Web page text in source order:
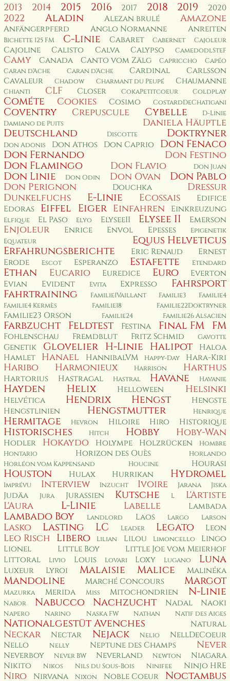
2013 2014 2015 2016 2017 2018 2019 2020
2022 Aladin Alezan brulé Amazone
Anfängerpferd Anglo Normanne Anreiten
Bichette 125 FM C-Linie Cabaret Cabernet Cajoleur
Cajoline Calisto Calva Calypso CamedodlSteF
Camy Canada Canto vom Zälg Capriccho
Capéo
Caran d'Ache
Caran d'Ache Cardinal
Carlsson
Cavaleur
Chadow Charmant du Peupé Chaumanne
Chianti CLF Closer CokaPetitcoeur Coldplay
Cométe Cookies Cosimo CostardDeChatigani
Coventry Crepuscule Cybelle
D-Linie
Damiano de Puits
Daniela Häuptle
Deutschland Discotte Doktryner
Don Adonis Don Athos Don Caprio
Don Fenaco
Don Fernando
Don Festino
Don Flamingo Don Flavio Don Juan
Don Linie Don Odin Don Ovan Don Pablo
Don Perignon Douchka
Dressur
Dunkelfuchs
E-Linie Ecossais
Edifice
Edoras
Eiffel Eiger Einfahren Einkreuzung
Elfique El Paso Elyo ElyseeII Elysee II Emerson
Enjoleur Enrice Envol Epesses
Epigenetik
Equateur
Equus Helveticus
Erfahrungsberichte
Eric Renaud
Ernest
Erode
Escot Esperanzo Estafette Etendard
Ethan Eucario Euredice Euro
Everton
Evian
Evident Evita Expresso
Fahrsport
Fahrtraining
Familie1Vaillant Familie3
Familie4
Familie4 Kermès
Familie18 Familie22Doktryner
Familie23 Orson Familie24 Familie26 Alsacien
Farbzucht Feldtest Festina Final FM FM
Fohlenschau Fremdblut Fritz Schmid Gavotte
Genetik Glovelier H-Linie Halipot
Haloa
Hamlet
Hanael HannibalVM Happy-Day Hara-Kiri
Haribo Harmonieux Harrison Harthus
Hartorius Hastragal Hastral Havane Havanie
Hayden Helix Helloween Helsinki
Helvética Hendrix Hengst
Hengste
Hengstlinien
Hengstmutter Henrique
Hermitage Hevron Hiloire Hiro Historique
Historisches Hitch Hobby Hoby-Wan
Hodler Hokaydo Holympe Holzrücken
Hombre
Hontario
Horizon des Ouès
Horlando
Horléon vom Kappensand
Houcine Hourasi
Houston Hulax Hurrikan Hydromel
Imprévu Interview Inzucht Ivoire Jarana Jiska
Judäa Jura Jurassien Kutsche L
L'Artiste
L'Aura
L-Linie Labelle Lambada
Lambado Boy Landlord Laos Largo Larson
Lasko Lasting LC Leader Legato Leon
Leo Risch Libero Lilian Lilou Limoncello
Lingo
Lionel
Little Boy
Little Joe vom Meierhof
Littoral
Livio Louis Lovari Loxy Lugano Luna
Luxeur Lyroi Malaisie Malice Malinéka
Mandoline Marché Concours Margot
Mazurka Merida Miss Mitochondrien N-Linie
Nabor Nabucco Nachzucht Nadal Naoki
Napero Narino Naska FW Nathan Natif des Aiges
Nationalgestüt Avenches Natural
Neckar Nectar Nejack Nelio
NellDeCoeur
Nello
Nelly Neptune des Champs Never
Neverboy Never BW Neverland Newton
Niagara
Nikito
Nikos Nils du Sous-Bois Ninifee Ninjo HRE
Niro Nirvana Nixon Noble Coeur Noctambus